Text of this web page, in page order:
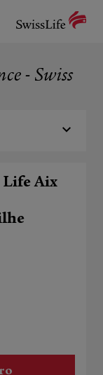
- Swiss
Life Aix